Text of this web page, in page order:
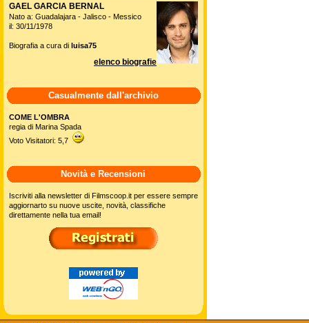
GAEL GARCIA BERNAL
Nato a: Guadalajara - Jalisco - Messico
il: 30/11/1978
Biografia a cura di luisa75
elenco biografie
Casualmente dall'archivio
COME L'OMBRA
regia di Marina Spada
Voto Visitatori: 5,7
Novità e Recensioni
Iscriviti alla newsletter di Filmscoop.it per essere sempre
aggiornarto su nuove uscite, novità, classifiche
direttamente nella tua email!